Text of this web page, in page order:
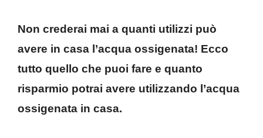
Non crederai mai a quanti utilizzi può
avere in casa l’acqua ossigenata! Ecco
tutto quello che puoi fare e quanto
risparmio potrai avere utilizzando l’acqua
ossigenata in casa.